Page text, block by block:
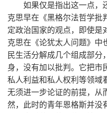
如果仅是指出这一点，
克思早在《黑格尔法哲学批
定政治国家的观点，即使是
克思在《论犹太人问题》中
民生活分解成几个组成部分
身，没有加以批判。它把市
私人利益和私人权利等领域
无须进一步论证的前提，从
然，此时的青年恩格斯并没